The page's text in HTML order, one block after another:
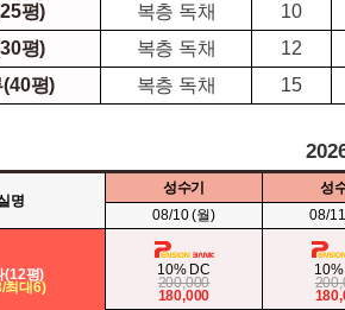
평)
복층 독채
10
평)
복층 독채
12
평)
복층 독채 15